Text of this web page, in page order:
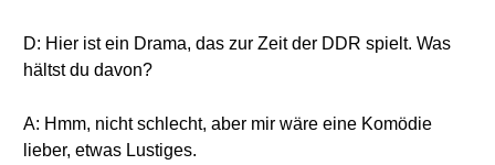
D: Hier ist ein Drama, das zur Zeit der DDR spielt. Was
hältst du davon?
A: Hmm, nicht schlecht, aber mir wäre eine Komödie
lieber, etwas Lustiges.